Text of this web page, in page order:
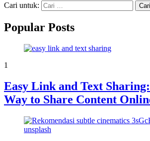
Cari untuk:
Popular Posts
1
Easy Link and Text
Way to Share Content